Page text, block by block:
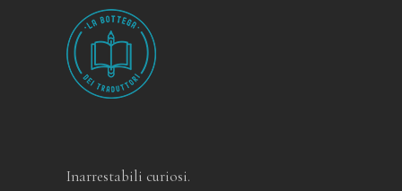
Inarrestabili curiosi.